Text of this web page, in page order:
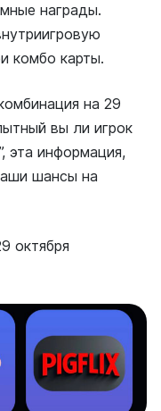
награды.
комбо карты.
на 29
вы ли игрок
эта информация,
шансы на
октября